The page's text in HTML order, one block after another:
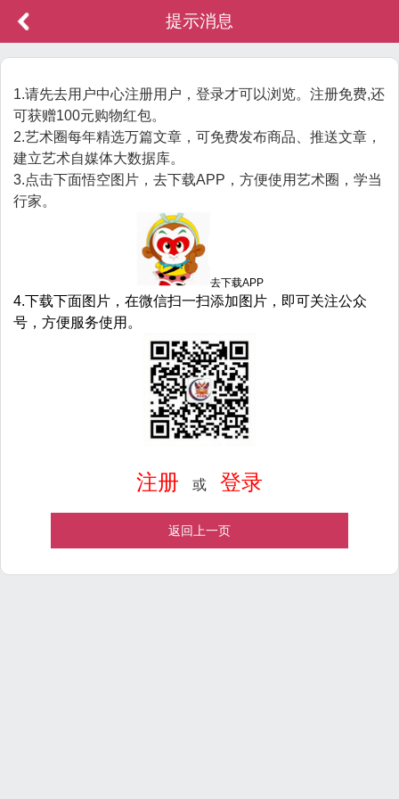
提示消息
1.请先去用户中心注册用户，登录才可以浏览。注册免费,还
可获赠100元购物红包。
2.艺术圈每年精选万篇文章，可免费发布商品、推送文章，
建立艺术自媒体大数据库。
3.点击下面悟空图片，去下载APP，方便使用艺术圈，学当
行家。
去下载APP
4.下载下面图片，在微信扫一扫添加图片，即可关注公众
号，方便服务使用。
注册 或 登录
返回上一页